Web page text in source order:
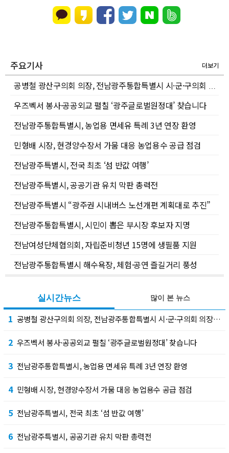
주요기사 더보기
공병철 광산구의회 의장, 전남광주통합특별시 시·군·구의회 의장협의회 부회장 선출
우즈벡서 봉사·공공외교 펼칠 ‘광주글로벌원정대’ 찾습니다
전남광주통합특별시, 농업용 면세유 특례 3년 연장 환영
민형배 시장, 현경양수장서 가뭄 대응 농업용수 공급 점검
전남광주특별시, 전국 최초 ‘섬 반값 여행’
전남광주특별시, 공공기관 유치 막판 총력전
전남광주특별시 “광주권 시내버스 노선개편 계획대로 추진”
전남광주통합특별시, 시민이 뽑은 부시장 후보자 지명
전남여성단체협의회, 자립준비청년 15명에 생필품 지원
전남광주통합특별시 해수욕장, 체험·공연 즐길거리 풍성
실시간뉴스
1 공병철 광산구의회 의장, 전남광주통합특별시 시·군·구의회 의장협의회 부회장 선출
2 우즈벡서 봉사·공공외교 펼칠 ‘광주글로벌원정대’ 찾습니다
3 전남광주통합특별시, 농업용 면세유 특례 3년 연장 환영
4 민형배 시장, 현경양수장서 가뭄 대응 농업용수 공급 점검
5 전남광주특별시, 전국 최초 ‘섬 반값 여행’
6 전남광주특별시, 공공기관 유치 막판 총력전
많이 본 뉴스